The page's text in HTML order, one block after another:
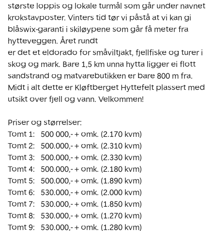
største loppis og lokale turmål som går under navnet
krokstavposter. Vinters tid tør vi påstå at vi kan gi
blåswix-garanti i skiløypene som går få meter fra
hytteveggen. Året rundt
er det et eldorado for småviltjakt, fjellfiske og turer i
skog og mark. Bare 1,5 km unna hytta ligger ei flott
sandstrand og matvarebutikken er bare 800 m fra.
Midt i alt dette er Kløftberget Hyttefelt plassert med
utsikt over fjell og vann. Velkommen!
Priser og størrelser:
Tomt 1:   500 000,- + omk. (2.170 kvm)
Tomt 2:   500.000,- + omk. (2.310 kvm)
Tomt 3:   500.000,- + omk. (2.330 kvm)
Tomt 4:   500.000,- + omk. (2.180 kvm)
Tomt 5:   500.000,- + omk. (1.890 kvm)
Tomt 6:   530.000,- + omk. (2.000 kvm)
Tomt 7:   530.000,- + omk. (1.850 kvm)
Tomt 8:   530.000,- + omk. (1.270 kvm)
Tomt 9:   530.000,- + omk. (1.280 kvm)